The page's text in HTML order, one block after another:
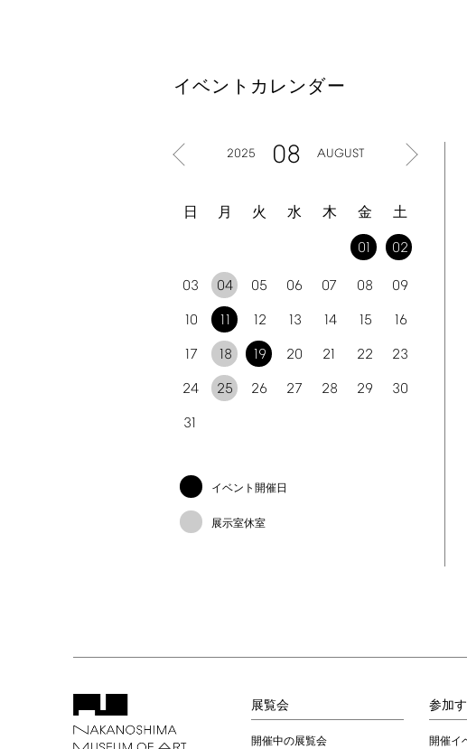
イベントカレンダー
2025 08 AUGUST
日 月 火 水 木 金 土
01 02
03 04 05 06 07 08 09
10 11 12 13 14 15 16
17 18 19 20 21 22 23
24 25 26 27 28 29 30
31
イベント開催日
展示室休室
展覧会
開催中の展覧会
参加
開催イ